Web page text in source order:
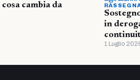
cambia da
in
1 Luglio